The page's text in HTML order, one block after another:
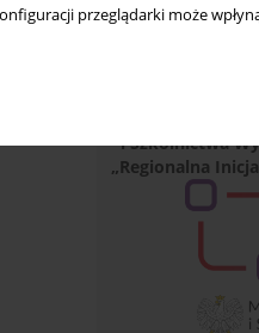
przeglądarki może
Dofinansowano
i Szkolnictwa
„Regionalna